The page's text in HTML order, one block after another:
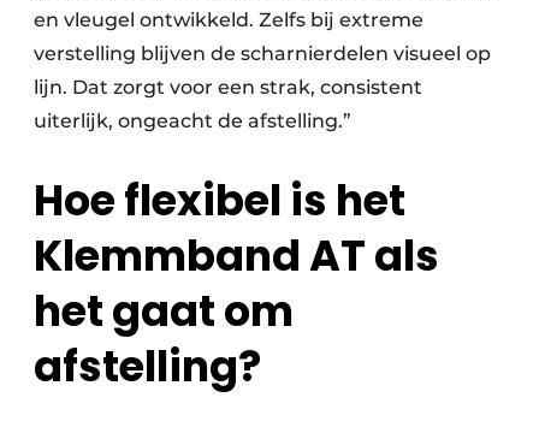
en vleugel ontwikkeld. Zelfs bij extreme
verstelling blijven de scharnierdelen visueel op
lijn. Dat zorgt voor een strak, consistent
uiterlijk, ongeacht de afstelling.”
Hoe flexibel is het
Klemmband AT als
het gaat om
afstelling?